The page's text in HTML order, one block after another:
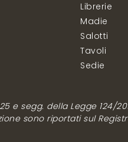
Librerie
Madie
Salotti
Tavoli
Sedie
e segg. della Legge
sono riportati sul